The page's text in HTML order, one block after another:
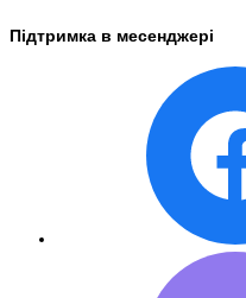
Підтримка в месенджері